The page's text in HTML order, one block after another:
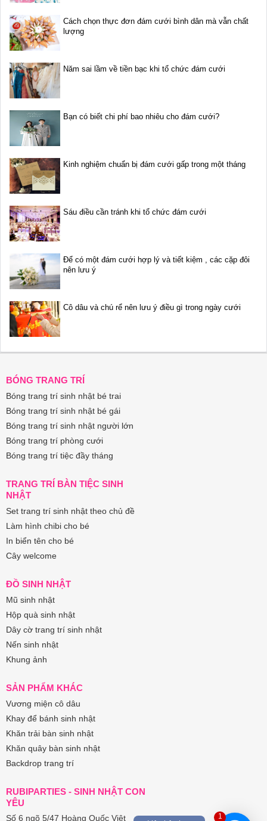
1
Cách chọn thực đơn đám cưới bình dân mà vẫn chất
lượng
Năm sai lầm về tiền bạc khi tổ chức đám cưới
Bạn có biết chi phí bao nhiêu cho đám cưới?
Kinh nghiệm chuẩn bị đám cưới gấp trong một tháng
Sáu điều cần tránh khi tổ chức đám cưới
Để có một đám cưới hợp lý và tiết kiệm , các cặp đôi
nên lưu ý
Cô dâu và chú rể nên lưu ý điều gì trong ngày cưới
BÓNG TRANG TRÍ
Bóng trang trí sinh nhật bé trai
Bóng trang trí sinh nhật bé gái
Bóng trang trí sinh nhật người lớn
Bóng trang trí phòng cưới
Bóng trang trí tiệc đầy tháng
TRANG TRÍ BÀN TIỆC SINH
NHẬT
Set trang trí sinh nhật theo chủ đề
Làm hình chibi cho bé
In biển tên cho bé
Cây welcome
ĐỒ SINH NHẬT
Mũ sinh nhật
Hộp quà sinh nhật
Dây cờ trang trí sinh nhật
Nến sinh nhật
Khung ảnh
SẢN PHẨM KHÁC
Vương miện cô dâu
Khay để bánh sinh nhật
Khăn trải bàn sinh nhật
Khăn quây bàn sinh nhật
Backdrop trang trí
RUBIPARTIES - SINH NHẬT CON
YÊU
Số 6 ngõ 5/47 Hoàng Quốc Việt